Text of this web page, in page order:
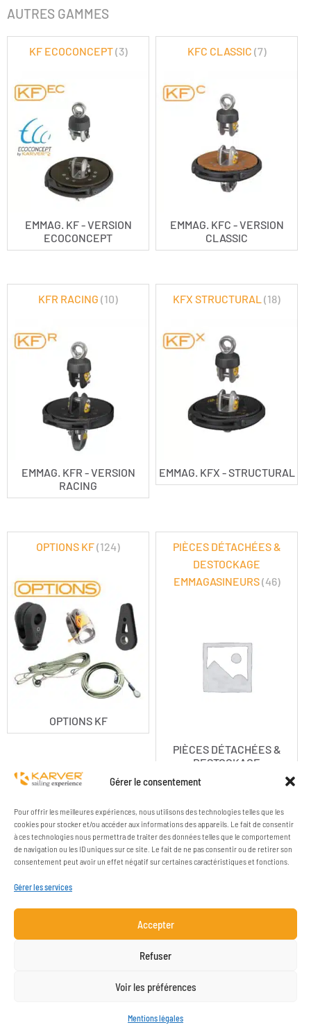
Gérer le consentement
Pour offrir les meilleures expériences, nous utilisons des technologies telles que les
cookies pour stocker et/ou accéder aux informations des appareils. Le fait de consentir
à ces technologies nous permettra de traiter des données telles que le comportement
de navigation ou les ID uniques sur ce site. Le fait de ne pas consentir ou de retirer son
consentement peut avoir un effet négatif sur certaines caractéristiques et fonctions.
Gérer les services
Accepter
Refuser
Voir les préférences
Mentions légales
AUTRES GAMMES
EMMAG. KF - VERSION
ECOCONCEPT
KF ECOCONCEPT(3)
EMMAG. KFC - VERSION
CLASSIC
KFC CLASSIC (7)
EMMAG. KFR - VERSION
RACING
KFR RACING(10)
EMMAG. KFX - STRUCTURAL
KFX STRUCTURAL(18)
OPTIONS KF
OPTIONS KF(124)
PIÈCES DÉTACHÉES &
DESTOCKAGE
PIÈCES DÉTACHÉES &
DESTOCKAGE
EMMAGASINEURS(46)
RESSOURCES
INSCRIPTION NEWSLETTER